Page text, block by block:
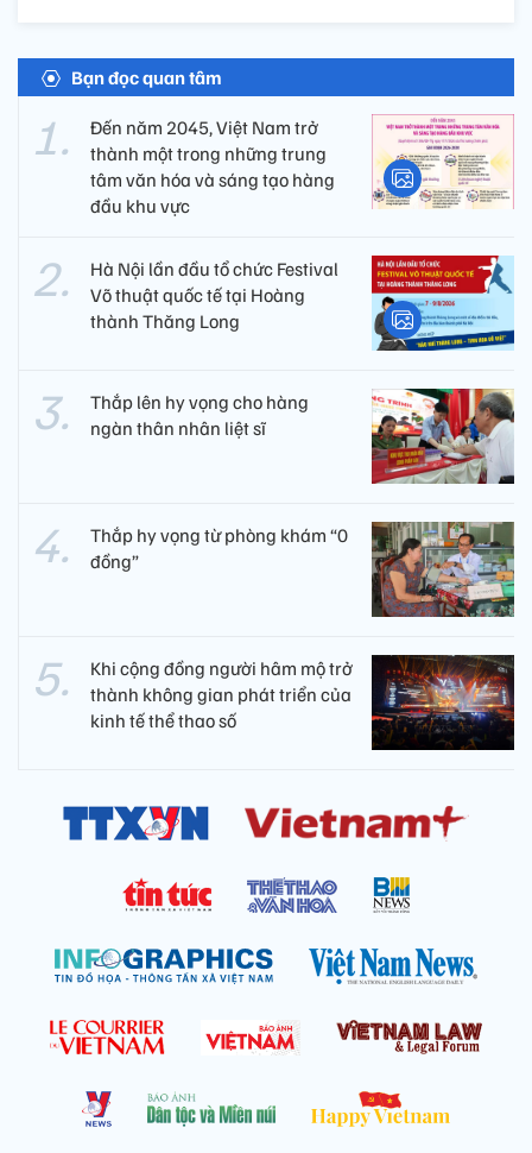
Bạn đọc quan tâm
Đến năm 2045, Việt Nam trở
thành một trong những trung
tâm văn hóa và sáng tạo hàng
đầu khu vực
Hà Nội lần đầu tổ chức Festival
Võ thuật quốc tế tại Hoàng
thành Thăng Long
Thắp lên hy vọng cho hàng
ngàn thân nhân liệt sĩ
Thắp hy vọng từ phòng khám “0
đồng”
Khi cộng đồng người hâm mộ trở
thành không gian phát triển của
kinh tế thể thao số